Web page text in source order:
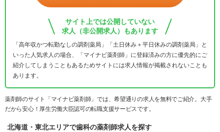
サイト上では公開していない
求人（非公開求人）もあります
「高年収かつ転勤なしの調剤薬局」「土日休み＋平日休みの調剤薬局」と
いった人気求人の場合、「マイナビ薬剤師」に登録済みの方に優先的にご
紹介してしまうこともあるためサイトには求人情報が掲載されないことも
あります。
薬剤師のサイト「マイナビ薬剤師」では、希望通りの求人を無料でご紹介。大手
だから安心！厚生労働大臣認可の転職支援サービスです。
北海道・東北エリアで歯科の薬剤師求人を探す